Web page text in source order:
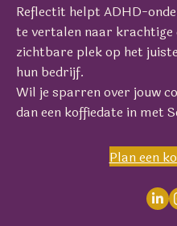
Reflectit helpt ADHD-
te vertalen naar krachtige
zichtbare plek op het
hun bedrijf.
Wil je sparren over jouw
dan een koffiedate in met
Plan een